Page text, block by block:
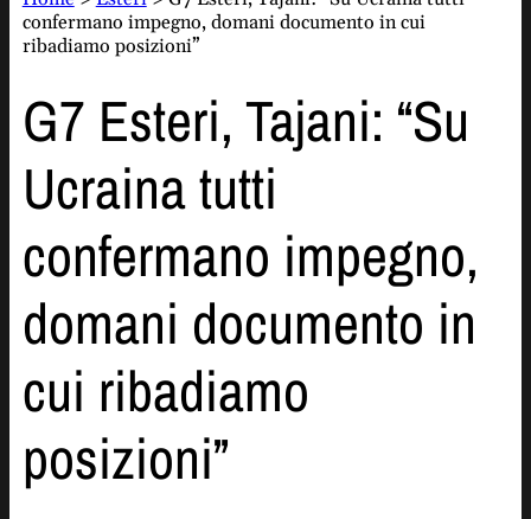
confermano impegno, domani documento in cui
ribadiamo posizioni”
G7 Esteri, Tajani: “Su
Ucraina tutti
confermano impegno,
domani documento in
cui ribadiamo
posizioni”